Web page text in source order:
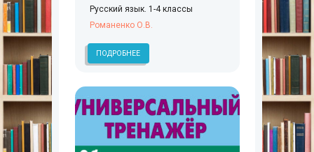
Русский язык. 1-4 классы
Романенко О.В.
ПОДРОБНЕЕ